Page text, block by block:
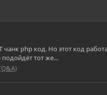
чанк php код. Но этот код
тот же...